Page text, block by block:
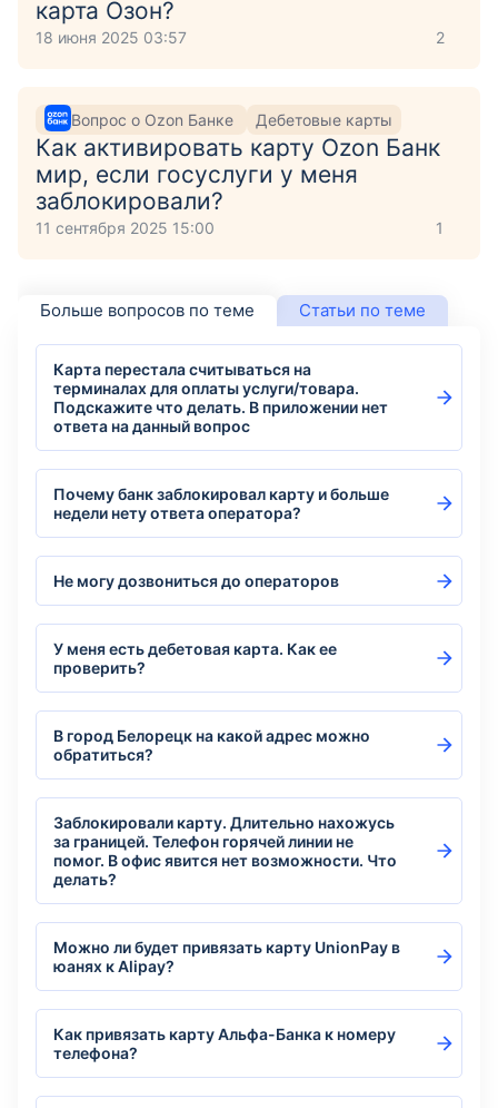
карта Озон?
18 июня 2025 03:57 2
Вопрос о Ozon Банке Дебетовые карты
Как активировать карту Ozon Банк
мир, если госуслуги у меня
заблокировали?
11 сентября 2025 15:00 1
Больше вопросов по теме Статьи по теме
Карта перестала считываться на
терминалах для оплаты услуги/товара.
Подскажите что делать. В приложении нет
ответа на данный вопрос
Почему банк заблокировал карту и больше
недели нету ответа оператора?
Не могу дозвониться до операторов
У меня есть дебетовая карта. Как ее
проверить?
В город Белорецк на какой адрес можно
обратиться?
Заблокировали карту. Длительно нахожусь
за границей. Телефон горячей линии не
помог. В офис явится нет возможности. Что
делать?
Можно ли будет привязать карту UnionPay в
юанях к Alipay?
Как привязать карту Альфа-Банка к номеру
телефона?